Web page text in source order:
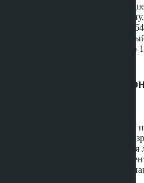
Транспортные расходы тоже
до Сиама - 44 бата в одну
работу и обратно обойдутся в
дешевле, но ненамного.
лимитом 30 поездок стоит около
Аренда в Паттайе и
Паттайя при бюджете 10,000 бат
квадратных метров в зданиях
Джомтьен, Пратамнак (не
(удалённые от пляжа здания).
Вонгамат с видом на море